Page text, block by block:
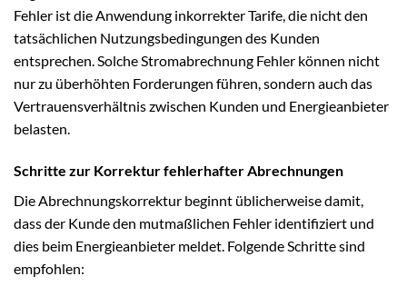
Fehler ist die Anwendung inkorrekter Tarife, die nicht den
tatsächlichen Nutzungsbedingungen des Kunden
entsprechen. Solche Stromabrechnung Fehler können nicht
nur zu überhöhten Forderungen führen, sondern auch das
Vertrauensverhältnis zwischen Kunden und Energieanbieter
belasten.
Schritte zur Korrektur fehlerhafter Abrechnungen
Die Abrechnungskorrektur beginnt üblicherweise damit,
dass der Kunde den mutmaßlichen Fehler identifiziert und
dies beim Energieanbieter meldet. Folgende Schritte sind
empfohlen: